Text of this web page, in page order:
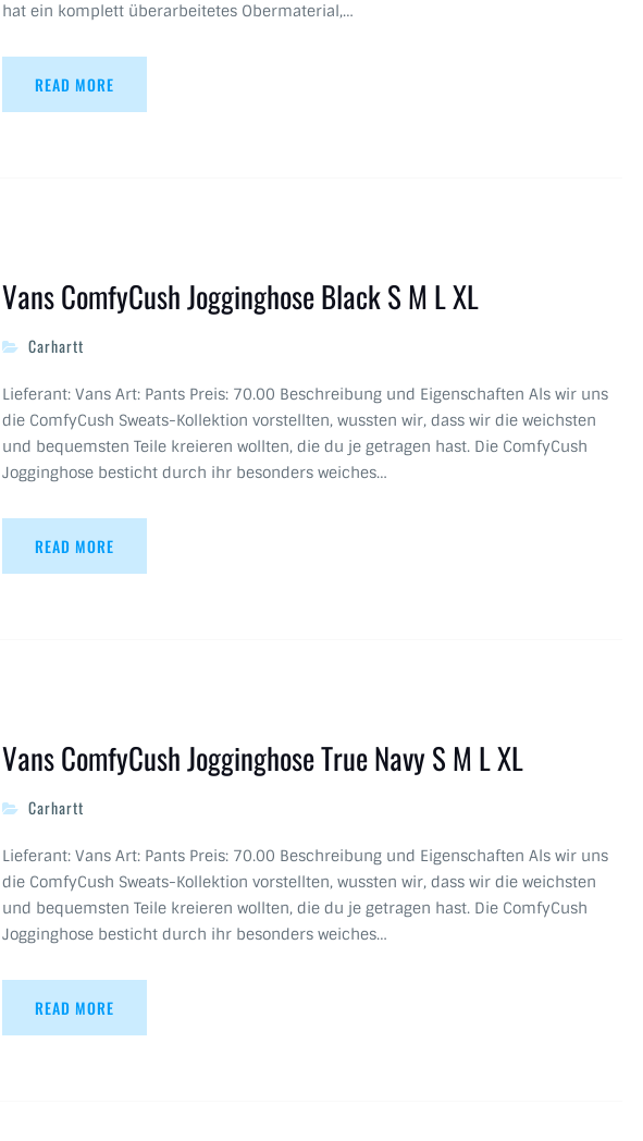
hat ein komplett überarbeitetes Obermaterial,…
READ MORE
Vans ComfyCush Jogginghose Black S M L XL
Carhartt
Lieferant: Vans Art: Pants Preis: 70.00 Beschreibung und Eigenschaften Als wir uns
die ComfyCush Sweats-Kollektion vorstellten, wussten wir, dass wir die weichsten
und bequemsten Teile kreieren wollten, die du je getragen hast. Die ComfyCush
Jogginghose besticht durch ihr besonders weiches…
READ MORE
Vans ComfyCush Jogginghose True Navy S M L XL
Carhartt
Lieferant: Vans Art: Pants Preis: 70.00 Beschreibung und Eigenschaften Als wir uns
die ComfyCush Sweats-Kollektion vorstellten, wussten wir, dass wir die weichsten
und bequemsten Teile kreieren wollten, die du je getragen hast. Die ComfyCush
Jogginghose besticht durch ihr besonders weiches…
READ MORE